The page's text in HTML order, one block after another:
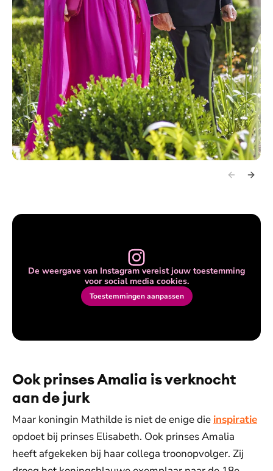
De weergave van Instagram vereist jouw toestemming
voor social media cookies.
Toestemmingen aanpassen
Ook prinses Amalia is verknocht
aan de jurk
Maar koningin Mathilde is niet de enige die inspiratie
opdoet bij prinses Elisabeth. Ook prinses Amalia
heeft afgekeken bij haar collega troonopvolger. Zij